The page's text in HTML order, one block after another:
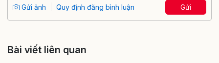
Gửi ảnh Quy định đăng bình luận Gửi
Bài viết liên quan